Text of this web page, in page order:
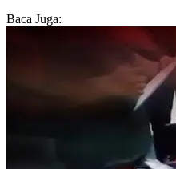
Baca Juga: